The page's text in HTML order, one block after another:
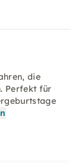
die
Perfekt für